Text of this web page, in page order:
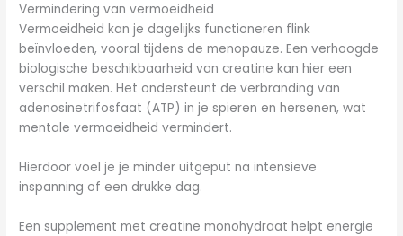
Vermindering van vermoeidheid
Vermoeidheid kan je dagelijks functioneren flink
beïnvloeden, vooral tijdens de menopauze. Een verhoogde
biologische beschikbaarheid van creatine kan hier een
verschil maken. Het ondersteunt de verbranding van
adenosinetrifosfaat (ATP) in je spieren en hersenen, wat
mentale vermoeidheid vermindert.
Hierdoor voel je je minder uitgeput na intensieve
inspanning of een drukke dag.
Een supplement met creatine monohydraat helpt energie